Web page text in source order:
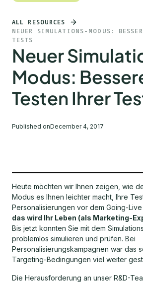
ALL RESOURCES
NEUER SIMULATIONS-MODUS:
TESTS
Neuer
Modus:
Testen Ihrer
Published onDecember 4, 2017
Heute möchten wir Ihnen zeigen, wie
Modus es Ihnen leichter macht, Ihre
Personalisierungen vor dem Going-
das wird Ihr Leben (als Marketing-
Bis jetzt konnten Sie mit dem
problemlos simulieren und prüfen. Bei
Personalisierungskampagnen war das
Targeting-Bedingungen viel weiter
Die Herausforderung an unser R&D-